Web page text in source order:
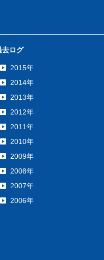
去ログ
2015年
2014年
2013年
2012年
2011年
2010年
2009年
2008年
2007年
2006年